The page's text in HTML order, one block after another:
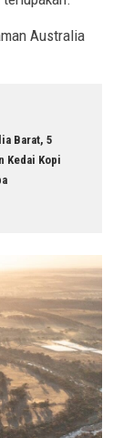
Australia
Barat, 5
Kedai Kopi